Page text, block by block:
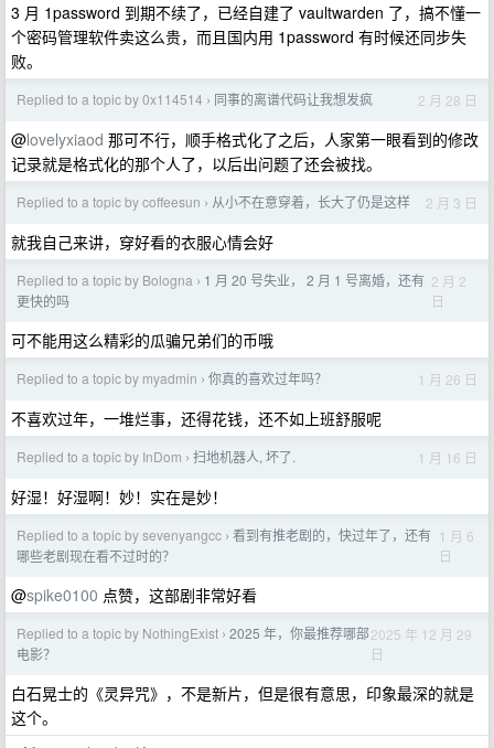
3 月 1password 到期不续了，已经自建了 vaultwarden 了，搞不懂一
个密码管理软件卖这么贵，而且国内用 1password 有时候还同步失
败。
Replied to a topic by 0x114514 › 同事的离谱代码让我想发疯 2 月 28 日
@lovelyxiaod 那可不行，顺手格式化了之后，人家第一眼看到的修改
记录就是格式化的那个人了，以后出问题了还会被找。
Replied to a topic by coffeesun › 从小不在意穿着，长大了仍是这样 2 月 3 日
就我自己来讲，穿好看的衣服心情会好
Replied to a topic by Bologna › 1 月 20 号失业， 2 月 1 号离婚，还有
更快的吗
2 月 2
日
可不能用这么精彩的瓜骗兄弟们的币哦
Replied to a topic by myadmin › 你真的喜欢过年吗？ 1 月 26 日
不喜欢过年，一堆烂事，还得花钱，还不如上班舒服呢
Replied to a topic by InDom › 扫地机器人, 坏了. 1 月 16 日
好湿！好湿啊！妙！实在是妙！
Replied to a topic by sevenyangcc › 看到有推老剧的，快过年了，还有
哪些老剧现在看不过时的？
1 月 6
日
@spike0100 点赞，这部剧非常好看
Replied to a topic by NothingExist › 2025 年，你最推荐哪部
电影？
2025 年 12 月 29
日
白石晃士的《灵异咒》，不是新片，但是很有意思，印象最深的就是
这个。